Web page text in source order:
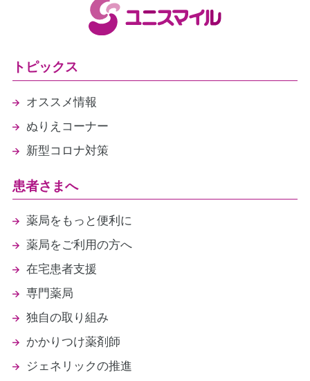
トピックス
オススメ情報
ぬりえコーナー
新型コロナ対策
患者さまへ
薬局をもっと便利に
薬局をご利用の方へ
在宅患者支援
専門薬局
独自の取り組み
かかりつけ薬剤師
ジェネリックの推進